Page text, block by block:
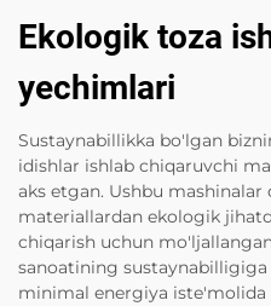
Ekologik toza
yechimlari
Sustaynabillikka bo'lgan
idishlar ishlab chiqaruvchi
aks etgan. Ushbu
materiallardan ekologik
chiqarish uchun
sanoatining sustaynabilligiga
minimal energiya iste'molida